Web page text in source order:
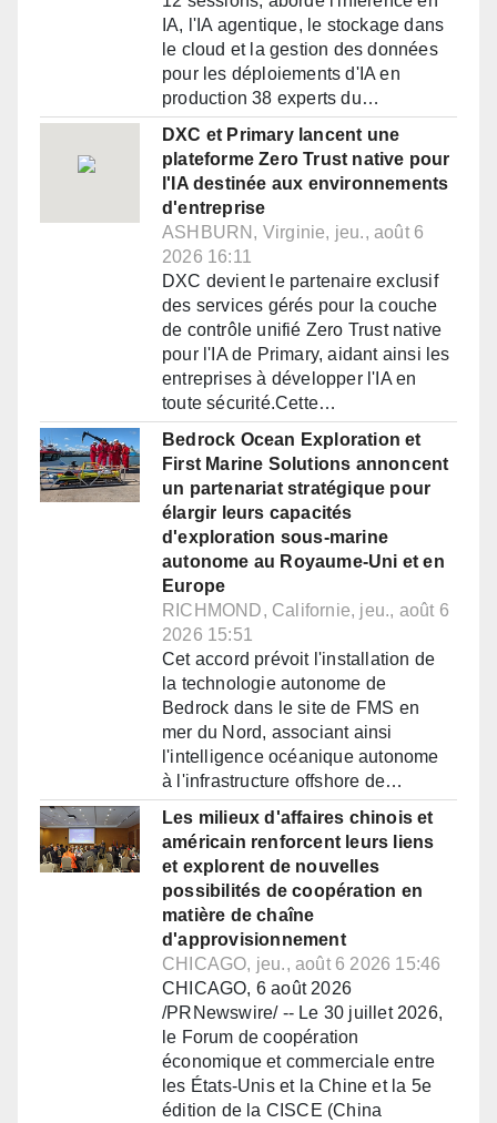
IA, l'IA agentique, le stockage dans
le cloud et la gestion des données
pour les déploiements d'IA en
production 38 experts du…
DXC et Primary lancent une
plateforme Zero Trust native pour
l'IA destinée aux environnements
d'entreprise
ASHBURN, Virginie, jeu., août 6
2026 16:11
DXC devient le partenaire exclusif
des services gérés pour la couche
de contrôle unifié Zero Trust native
pour l'IA de Primary, aidant ainsi les
entreprises à développer l'IA en
toute sécurité.Cette…
Bedrock Ocean Exploration et
First Marine Solutions annoncent
un partenariat stratégique pour
élargir leurs capacités
d'exploration sous-marine
autonome au Royaume-Uni et en
Europe
RICHMOND, Californie, jeu., août 6
2026 15:51
Cet accord prévoit l'installation de
la technologie autonome de
Bedrock dans le site de FMS en
mer du Nord, associant ainsi
l'intelligence océanique autonome
à l'infrastructure offshore de…
Les milieux d'affaires chinois et
américain renforcent leurs liens
et explorent de nouvelles
possibilités de coopération en
matière de chaîne
d'approvisionnement
CHICAGO, jeu., août 6 2026 15:46
CHICAGO, 6 août 2026
/PRNewswire/ -- Le 30 juillet 2026,
le Forum de coopération
économique et commerciale entre
les États-Unis et la Chine et la 5e
édition de la CISCE (China